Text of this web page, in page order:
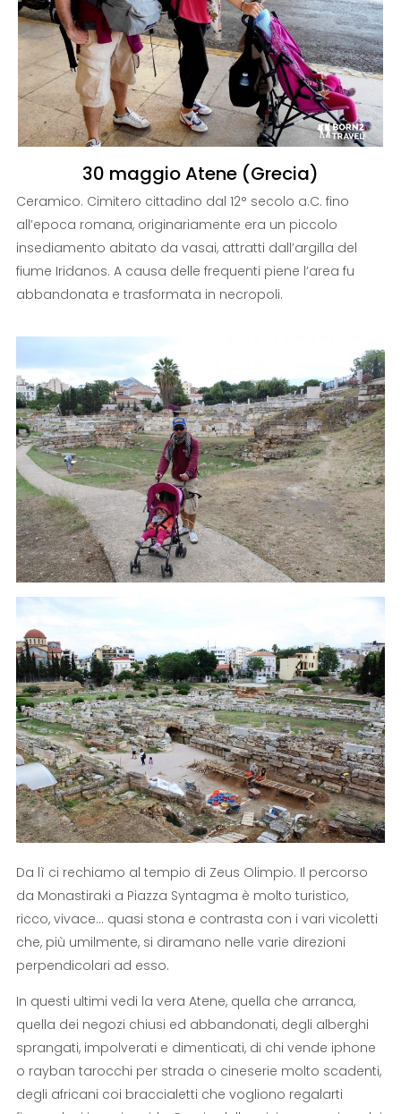
30 maggio Atene (Grecia)
Ceramico. Cimitero cittadino dal 12° secolo a.C. fino
all’epoca romana, originariamente era un piccolo
insediamento abitato da vasai, attratti dall’argilla del
fiume Iridanos. A causa delle frequenti piene l’area fu
abbandonata e trasformata in necropoli.
Da lì ci rechiamo al tempio di Zeus Olimpio. Il percorso
da Monastiraki a Piazza Syntagma è molto turistico,
ricco, vivace… quasi stona e contrasta con i vari vicoletti
che, più umilmente, si diramano nelle varie direzioni
perpendicolari ad esso.
In questi ultimi vedi la vera Atene, quella che arranca,
quella dei negozi chiusi ed abbandonati, degli alberghi
sprangati, impolverati e dimenticati, di chi vende iphone
o rayban tarocchi per strada o cineserie molto scadenti,
degli africani coi braccialetti che vogliono regalarti